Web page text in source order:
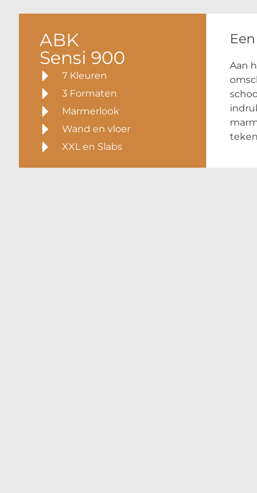
Aan
ABK
Sensi 900
7 Kleuren
3 Formaten
Marmerlook
Wand en vloer
XXL en Slabs